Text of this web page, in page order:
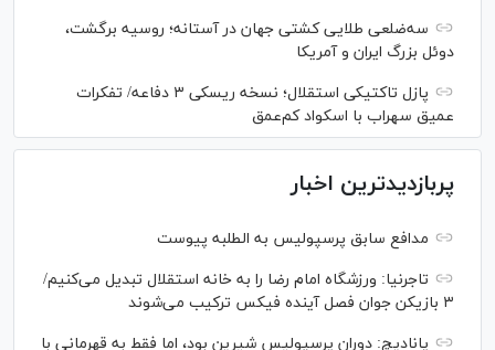
سه‌ضلعی طلایی کشتی جهان در آستانه؛ روسیه برگشت،
دوئل بزرگ ایران و آمریکا
پازل تاکتیکی استقلال؛ نسخه ریسکی ۳ دفاعه/ تفکرات
عمیق سهراب با اسکواد کم‌عمق
پربازدیدترین اخبار
مدافع سابق پرسپولیس به الطلبه پیوست
تاجرنیا: ورزشگاه امام رضا را به خانه استقلال تبدیل می‌کنیم/
۳ بازیکن جوان فصل آینده فیکس ترکیب می‌شوند
پانادیچ: دوران پرسپولیس شیرین بود، اما فقط به قهرمانی با